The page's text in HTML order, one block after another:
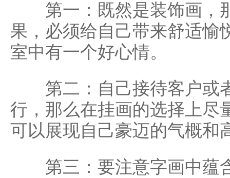
第一：既然是装饰画，
果，必须给自己带来舒适愉
室中有一个好心情。
第二：自己接待客户或
行，那么在挂画的选择上尽
可以展现自己豪迈的气概和
第三：要注意字画中蕴